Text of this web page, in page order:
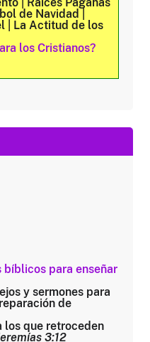
de Navidad |
| La Actitud de los
los Cristianos?
bíblicos para enseñar
y sermones para
de
los que retroceden
3:12